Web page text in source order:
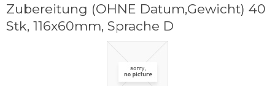
Zubereitung (OHNE Datum,Gewicht) 40
Stk, 116x60mm, Sprache D